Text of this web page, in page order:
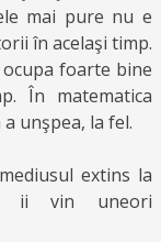
mai pure nu e
în acelaşi timp.
foarte bine
În matematica
unşpea, la fel.
extins la
ii vin uneori